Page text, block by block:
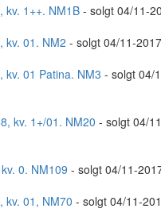
kv. 1++. NM1B - solgt 04/11-
kv. 01. NM2 - solgt 04/11-
kv. 01 Patina. NM3 - solgt 04/
kv. 1+/01. NM20 - solgt 04/
0. NM109 - solgt 04/11-
kv. 01, NM70 - solgt 04/11-